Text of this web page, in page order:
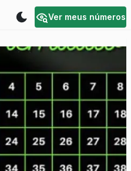
Ver meus números